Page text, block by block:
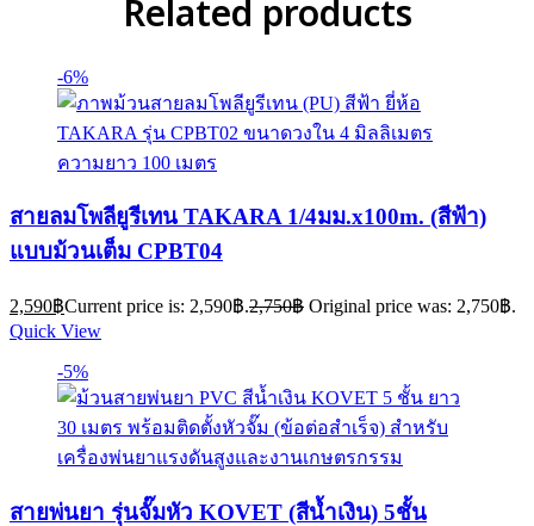
Related products
-6%
สายลมโพลียูรีเทน TAKARA 1/4มม.x100m. (สีฟ้า)
แบบม้วนเต็ม CPBT04
2,590฿Current price is: 2,590฿.2,750฿ Original price was: 2,750฿.
Quick View
-5%
สายพ่นยา รุ่นจั๊มหัว KOVET (สีน้ำเงิน) 5ชั้น